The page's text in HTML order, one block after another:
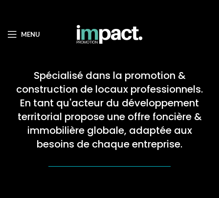
MENU
Spécialisé dans la promotion &
construction de locaux professionnels.
En tant qu'acteur du développement
territorial propose une offre foncière &
immobilière globale, adaptée aux
besoins de chaque entreprise.